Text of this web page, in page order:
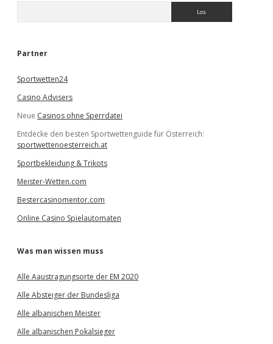
e
Partner
Sportwetten24
Casino Advisers
Neue Casinos ohne Sperrdatei
Entdecke den besten Sportwettenguide für Österreich:
sportwettenoesterreich.at
Sportbekleidung & Trikots
Meister-Wetten.com
Bestercasinomentor.com
Online Casino Spielautomaten
Was man wissen muss
Alle Aaustragungsorte der EM 2020
Alle Absteiger der Bundesliga
Alle albanischen Meister
Alle albanischen Pokalsieger